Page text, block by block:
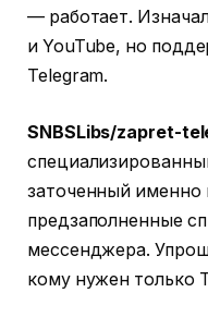
— работает.
и YouTube, но
Telegram.
SNBSLibs/zapret-
заточенный именно
предзаполненные
мессенджера.
кому нужен только